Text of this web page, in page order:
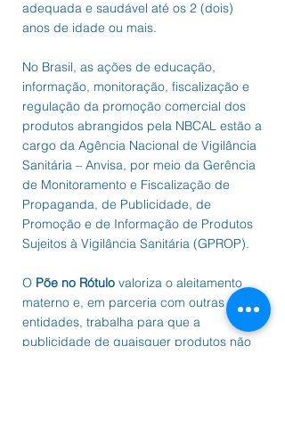
adequada e saudável até os 2 (dois)
anos de idade ou mais.
No Brasil, as ações de educação,
informação, monitoração, fiscalização e
regulação da promoção comercial dos
produtos abrangidos pela NBCAL estão a
cargo da Agência Nacional de Vigilância
Sanitária – Anvisa, por meio da Gerência
de Monitoramento e Fiscalização de
Propaganda, de Publicidade, de
Promoção e de Informação de Produtos
Sujeitos à Vigilância Sanitária (GPROP).
O Põe no Rótulo valoriza o aleitamento
materno e, em parceria com outras
entidades, trabalha para que a
publicidade de quaisquer produtos não